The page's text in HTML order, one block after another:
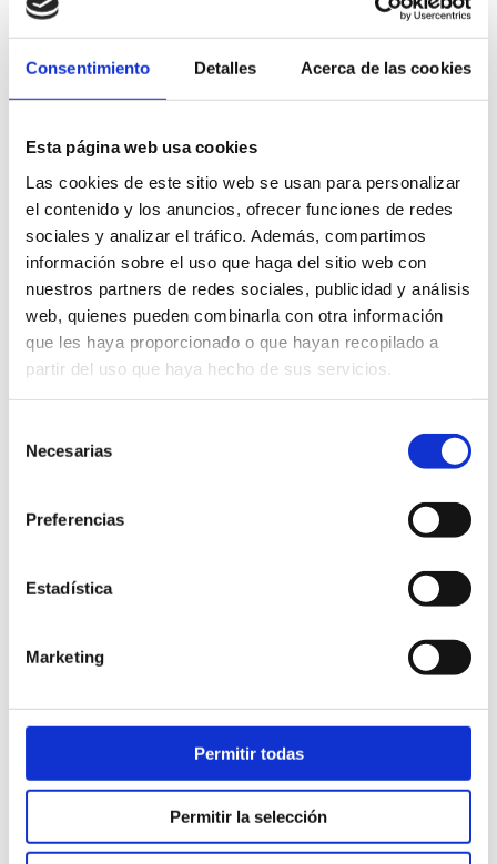
Consentimiento Detalles Acerca de las cookies
Esta página web usa cookies
Las cookies de este sitio web se usan para personalizar
el contenido y los anuncios, ofrecer funciones de redes
sociales y analizar el tráfico. Además, compartimos
información sobre el uso que haga del sitio web con
nuestros partners de redes sociales, publicidad y análisis
web, quienes pueden combinarla con otra información
que les haya proporcionado o que hayan recopilado a
partir del uso que haya hecho de sus servicios.
Necesarias
Preferencias
Estadística
Marketing
Permitir todas
Permitir la selección
Accede a toda la información de los ciclos de Grado Superior que
Imagen para el Diagnóstico y Medicina Nuclear
Comparte esta noticia
Tweet Me Gusta + 1 Pin It
Compartir
obligatorios están marcados con
Nombre*
Correo electrónico*